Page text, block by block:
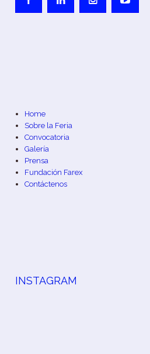
Home
Sobre la Feria
Convocatoria
Galería
Prensa
Fundación Farex
Contáctenos
INSTAGRAM